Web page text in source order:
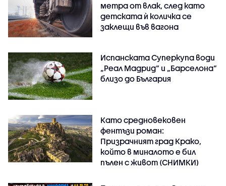
метра от влак, след като
детската ѝ количка се
заклещи във вагона
Испанската Суперкупа води
„Реал Мадрид“ и „Барселона“
близо до България
Като средновековен
фентъзи роман:
Призрачният град Крако,
който в миналото е бил
пълен с живот (СНИМКИ)